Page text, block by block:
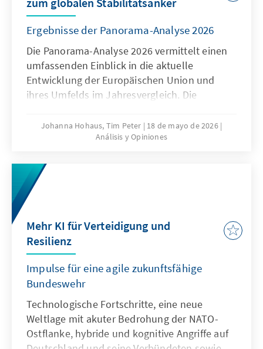
Ergebnisse der Panorama-Analyse 2026
Die Panorama-Analyse 2026 vermittelt einen
umfassenden Einblick in die aktuelle
Entwicklung der Europäischen Union und
ihres Umfelds im Jahresvergleich. Die
multithematische Standortbestimmung in
den Bereichen Innovation und
Ausrichtung der Mitgliedstaaten und Globales
Umfeld. Durch die Verwendung qualitativer
und quantitativer Indikatoren gibt sie
Entwicklungen.
Johanna Hohaus, Tim Peter
18 de mayo de 2026
Análisis y Opiniones
Mehr KI für Verteidigung und
Resilienz
Impulse für eine agile zukunftsfähige
Bundeswehr
Technologische Fortschritte, eine neue
Weltlage mit akuter Bedrohung der NATO-
Ostflanke, hybride und kognitive Angriffe auf